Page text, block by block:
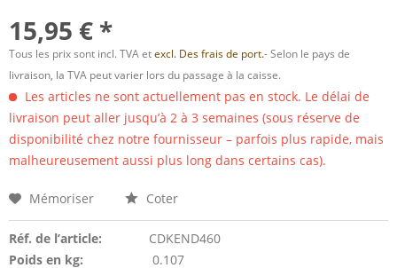
15,95 € *
Tous les prix sont incl. TVA etexcl. Des frais de port.- Selon le pays de
livraison, la TVA peut varier lors du passage à la caisse.
Les articles ne sont actuellement pas en stock. Le délai de
livraison peut aller jusqu’à 2 à 3 semaines (sous réserve de
disponibilité chez notre fournisseur – parfois plus rapide, mais
malheureusement aussi plus long dans certains cas).
Mémoriser Coter
Réf. de l’article:
CDKEND460
Poids en kg:
0.107